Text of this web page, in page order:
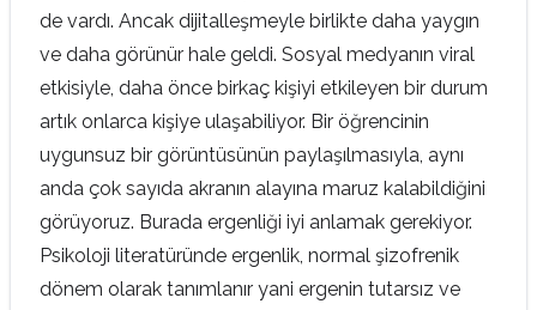
de vardı. Ancak dijitalleşmeyle birlikte daha yaygın
ve daha görünür hale geldi. Sosyal medyanın viral
etkisiyle, daha önce birkaç kişiyi etkileyen bir durum
artık onlarca kişiye ulaşabiliyor. Bir öğrencinin
uygunsuz bir görüntüsünün paylaşılmasıyla, aynı
anda çok sayıda akranın alayına maruz kalabildiğini
görüyoruz. Burada ergenliği iyi anlamak gerekiyor.
Psikoloji literatüründe ergenlik, normal şizofrenik
dönem olarak tanımlanır yani ergenin tutarsız ve